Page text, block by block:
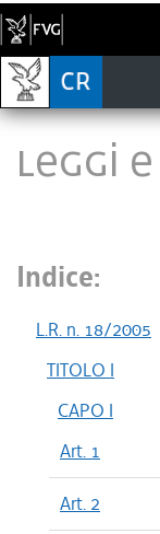
LEGGI
Indice:
L.R. n. 18/2005
TITOLO I
CAPO I
Art. 1
Art. 2